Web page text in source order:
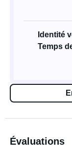
Identité
Temps
Évaluations